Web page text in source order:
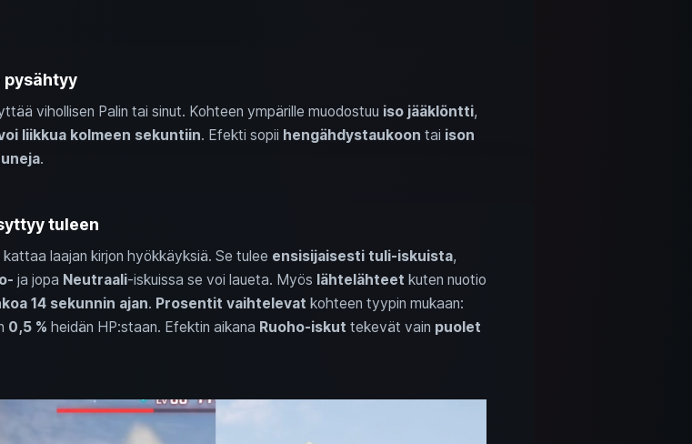
vihollisen Palin tai sinut. Kohteen ympärille muodostuu iso jääklöntti,
liikkua kolmeen sekuntiin. Efekti sopii hengähdystaukoon tai ison
.
tuleen
laajan kirjon hyökkäyksiä. Se tulee ensisijaisesti tuli‑iskuista,
ja jopa Neutraali‑iskuissa se voi laueta. Myös lähtelähteet kuten nuotio
14 sekunnin ajan. Prosentit vaihtelevat kohteen tyypin mukaan:
0,5 % heidän HP:staan. Efektin aikana Ruoho‑iskut tekevät vain puolet